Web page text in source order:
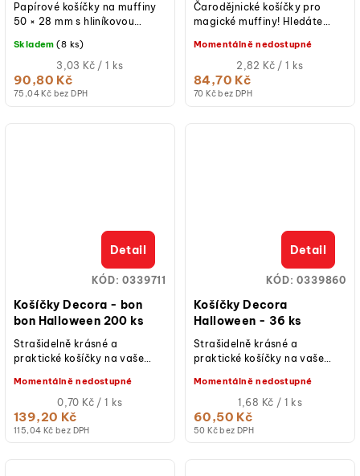
75,04 Kč bez DPH
90,80 Kč
Měrná
cena:
3,03 Kč / 1 ks
Skladem (8 ks)
Papírové košíčky na muffiny
50 × 28 mm s hliníkovou
pečení, snadné oddělování,
balení 30...
70 Kč bez DPH
84,70 Kč
Měrná
cena:
2,82 Kč / 1 ks
Momentálně nedostupné
Čarodějnické košíčky pro
magické muffiny! Hledáte
halloweenským dobrotám tu
správnou dávku...
Košíčky Decora - bon
bon Halloween 200 ks
115,04 Kč bez DPH
139,20 Kč
Měrná
cena:
0,70 Kč / 1 ks
Momentálně nedostupné
Detail
Strašidelně krásné a
praktické košíčky na vaše
Decora halloween lebky jsou
dokonalým...
KÓD:0339711
Košíčky Decora
Halloween - 36 ks
50 Kč bez DPH
60,50 Kč
Měrná
cena:
1,68 Kč / 1 ks
Momentálně nedostupné
Detail
Strašidelně krásné a
praktické košíčky na vaše
Decora Halloween jsou
dokonalým řešením pro...
KÓD:0339860